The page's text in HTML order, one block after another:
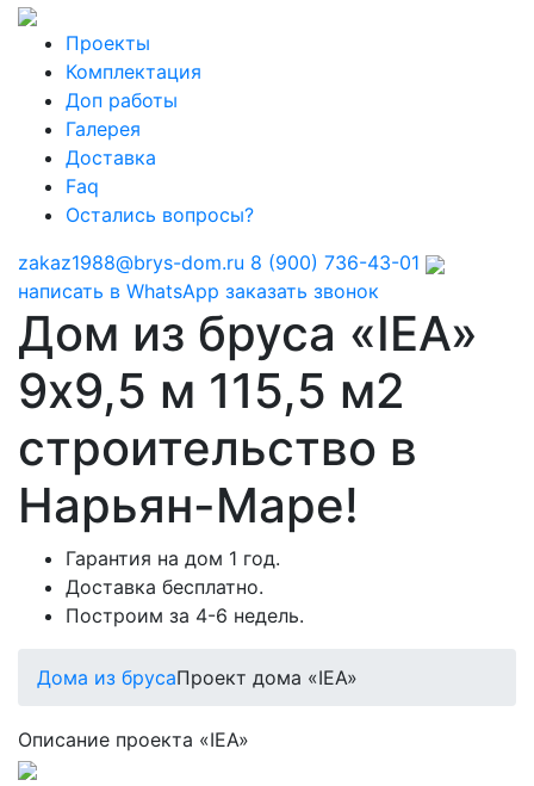
Проекты
Комплектация
Доп работы
Галерея
Доставка
Faq
Остались вопросы?
zakaz1988@brys-dom.ru 8 (900) 736-43-01
написать в WhatsApp заказать звонок
Дом из бруса «IEA»
9х9,5 м 115,5 м2
строительство в
Нарьян-Маре!
Гарантия на дом 1 год.
Доставка бесплатно.
Построим за 4-6 недель.
Дома из брусаПроект дома «IEA»
Описание проекта «IEA»